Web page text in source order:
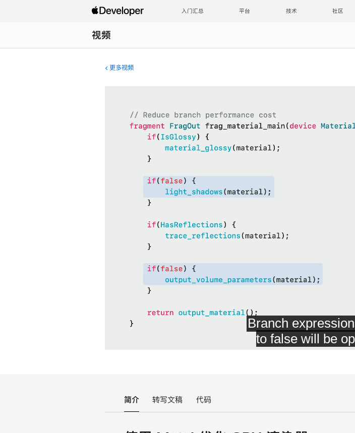
入门汇总 平台 技术 社区
视频
更多视频
简介 转写文稿 代码